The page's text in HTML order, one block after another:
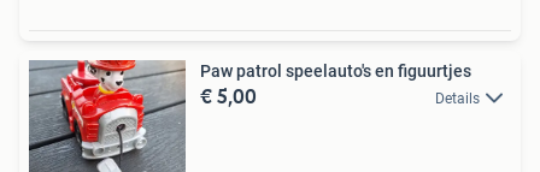
Paw patrol speelauto's en figuurtjes
€ 5,00 Details